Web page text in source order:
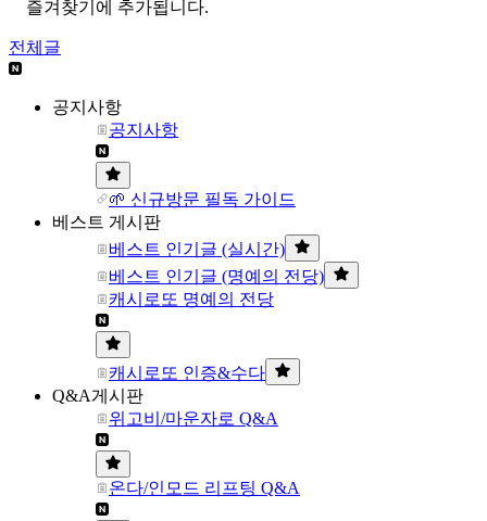
즐겨찾기에 추가됩니다.
전체글
공지사항
공지사항
🌱 신규방문 필독 가이드
베스트 게시판
베스트 인기글 (실시간)
베스트 인기글 (명예의 전당)
캐시로또 명예의 전당
캐시로또 인증&수다
Q&A게시판
위고비/마운자로 Q&A
온다/인모드 리프팅 Q&A